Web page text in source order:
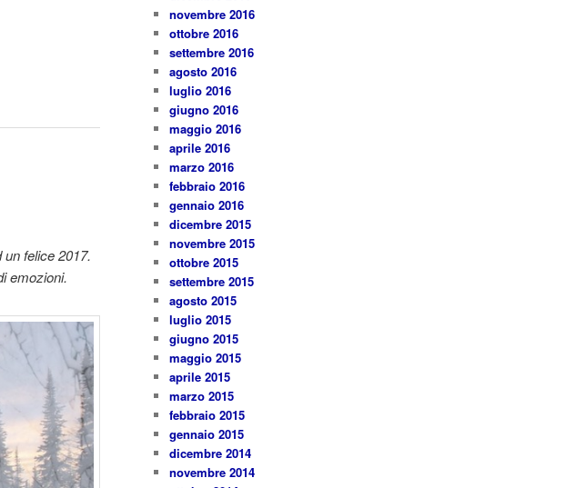
felice 2017.
emozioni.
novembre 2016
ottobre 2016
settembre 2016
agosto 2016
luglio 2016
giugno 2016
maggio 2016
aprile 2016
marzo 2016
febbraio 2016
gennaio 2016
dicembre 2015
novembre 2015
ottobre 2015
settembre 2015
agosto 2015
luglio 2015
giugno 2015
maggio 2015
aprile 2015
marzo 2015
febbraio 2015
gennaio 2015
dicembre 2014
novembre 2014